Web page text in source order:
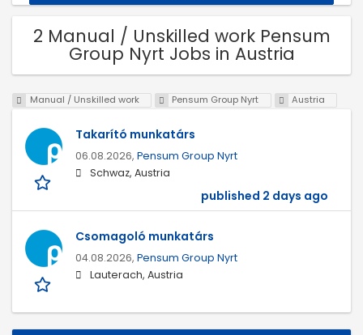
2 Manual / Unskilled work Pensum
Group Nyrt Jobs in Austria
Manual / Unskilled work Pensum Group Nyrt Austria
Takarító munkatárs
06.08.2026, Pensum Group Nyrt
Schwaz, Austria
published 2 days ago
Csomagoló munkatárs
04.08.2026, Pensum Group Nyrt
Lauterach, Austria